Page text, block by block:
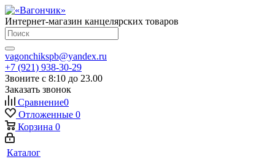
Интернет-магазин канцелярских товаров
vagonchikspb@yandex.ru
+7 (921) 938-30-29
Звоните с 8:10 до 23.00
Заказать звонок
Сравнение0
Отложенные 0
Корзина 0
Каталог